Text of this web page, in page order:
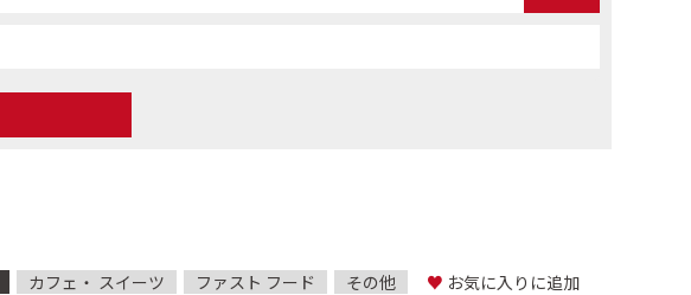
カフェ・ スイーツ ファスト フード その他 ♥ お気に入りに追加